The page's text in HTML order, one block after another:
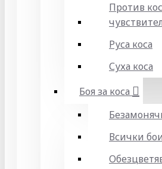
Против
Руса коса
Суха коса
Боя за коса
Всички бои